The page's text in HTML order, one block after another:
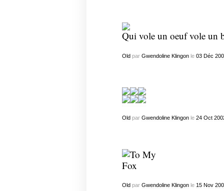
Qui vole un oeuf vole un
Oldpar Gwendoline Klingonle 03 Déc
Oldpar Gwendoline Klingonle 24 Oct
Old par Gwendoline Klingonle 15 Nov